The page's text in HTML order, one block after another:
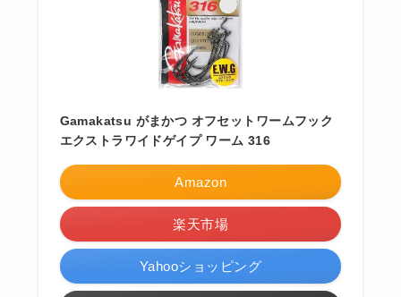
Gamakatsu がまかつ オフセットワームフック
エクストラワイドゲイプ ワーム 316
Amazon
楽天市場
Yahooショッピング